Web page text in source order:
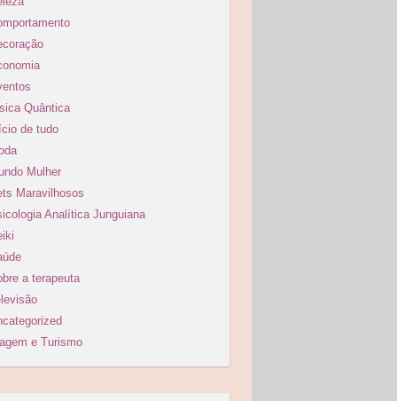
Quântica
de tudo
Mulher
Maravilhosos
Analítica Junguiana
a terapeuta
e Turismo